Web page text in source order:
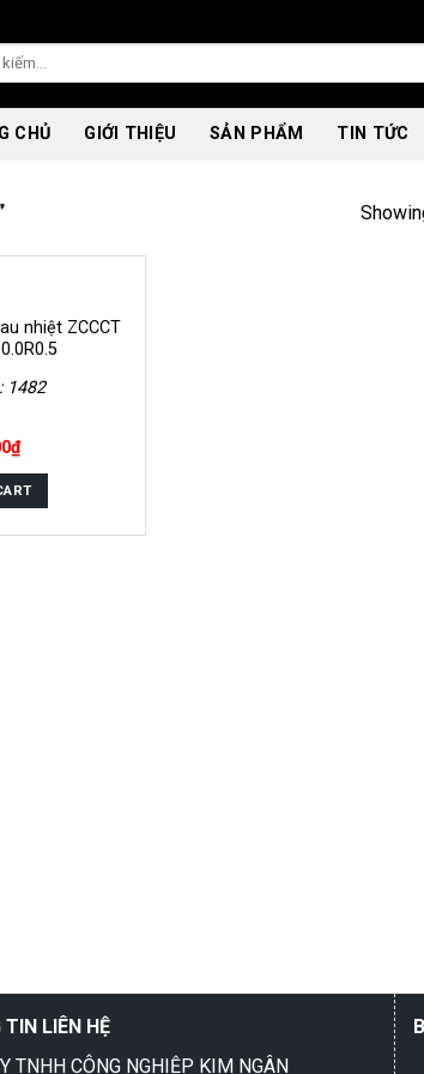
CHỦ GIỚI THIỆU SẢN PHẨM TIN TỨC
nhiệt ZCCCT
1482
₫
LIÊN HỆ
TNHH CÔNG NGHIỆP KIM NGÂN